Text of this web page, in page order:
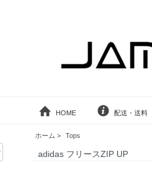
HOME 配送・送料
ホーム > Tops
adidas フリースZIP UP